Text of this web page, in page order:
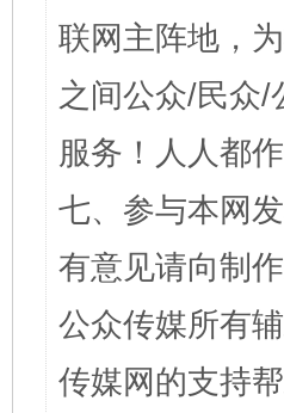
联网主阵地，
之间公众/民众
服务！人人都
七、参与本网
有意见请向制
公众传媒所有
传媒网的支持